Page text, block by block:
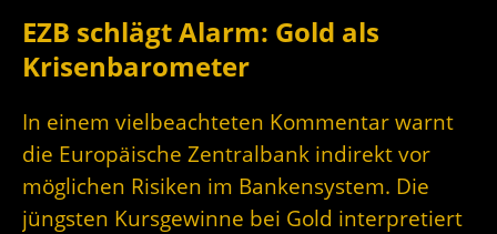
EZB schlägt Alarm: Gold als
Krisenbarometer
In einem vielbeachteten Kommentar warnt
die Europäische Zentralbank indirekt vor
möglichen Risiken im Bankensystem. Die
jüngsten Kursgewinne bei Gold interpretiert